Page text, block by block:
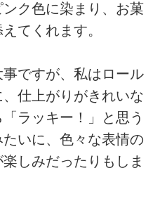
ク色に染まり、お菓
てくれます。
ですが、私はロール
仕上がりがきれいな
ラッキー！」と思う
いに、色々な表情の
しみだったりもしま